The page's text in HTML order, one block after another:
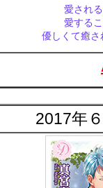
愛され
愛する
優しくて癒
2017年